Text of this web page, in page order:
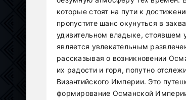
которые стоят на пути к
пропустите шанс окунуться в
удивительном владыке, стоявшем
является увлекательным
рассказывая о возникновении
их радости и горя, попутно
Византийского Империи. Это
формирование Османской